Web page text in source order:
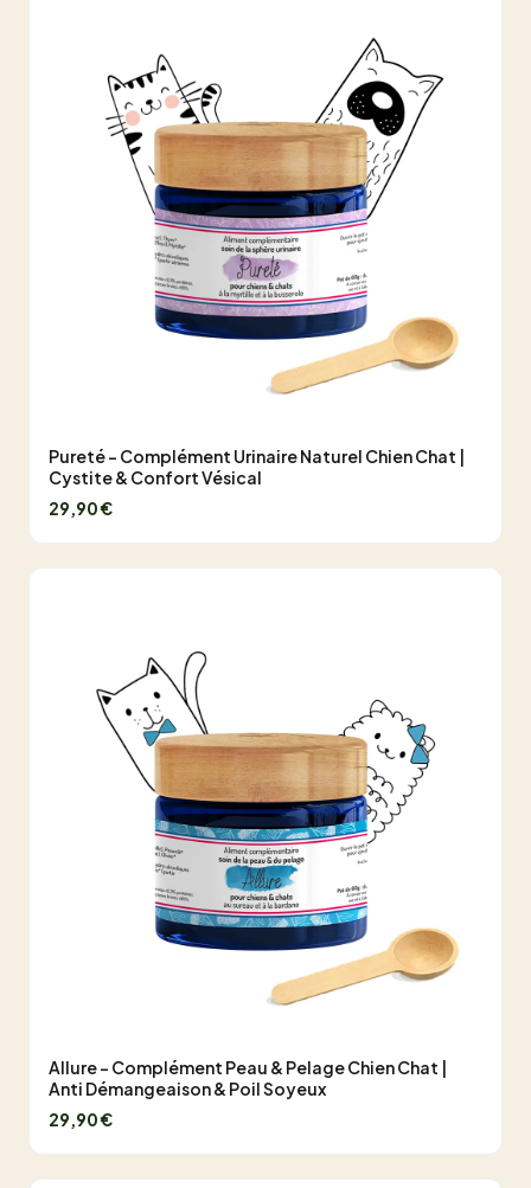
Pureté - Complément Urinaire Naturel Chien Chat |
Cystite & Confort Vésical
29,90 €
Allure - Complément Peau & Pelage Chien Chat |
Anti Démangeaison & Poil Soyeux
29,90 €